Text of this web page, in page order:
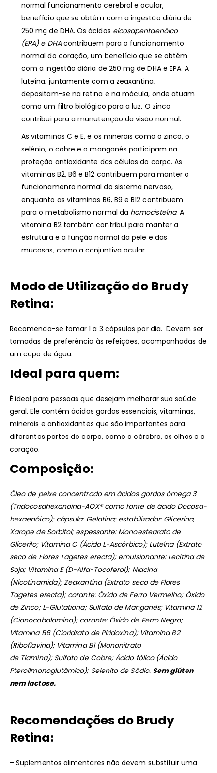
normal funcionamento cerebral e ocular,
benefício que se obtém com a ingestão diária de
250 mg de DHA. Os ácidos eicosapentaenóico
(EPA) e DHAcontribuem para o funcionamento
normal do coração, um benefício que se obtém
com a ingestão diária de 250 mg de DHA e EPA. A
luteína, juntamente com a zeaxantina,
depositam-se na retina e na mácula, onde atuam
como um filtro biológico para a luz. O zinco
contribui para a manutenção da visão normal.
As vitaminas C e E, e os minerais como o zinco, o
selénio, o cobre e o manganês participam na
proteção antioxidante das células do corpo. As
vitaminas B2, B6 e B12 contribuem para manter o
funcionamento normal do sistema nervoso,
enquanto as vitaminas B6, B9 e B12 contribuem
para o metabolismo normal da homocisteína. A
vitamina B2 também contribui para manter a
estrutura e a função normal da pele e das
mucosas, como a conjuntiva ocular.
Modo de Utilização do Brudy
Retina:
Recomenda-se tomar 1 a 3 cápsulas por dia. Devem ser
tomadas de preferência às refeições, acompanhadas de
um copo de água.
Ideal para quem:
É ideal para pessoas que desejam melhorar sua saúde
geral. Ele contém ácidos gordos essenciais, vitaminas,
minerais e antioxidantes que são importantes para
diferentes partes do corpo, como o cérebro, os olhos e o
coração.
Composição:
Óleo de peixe concentrado em ácidos gordos ómega 3
(Tridocosahexanoína-AOX® como fonte de ácido Docosa-
hexaenóico); cápsula: Gelatina; estabilizador: Glicerina,
Xarope de Sorbitol; espessante: Monoestearato de
Glicerilo; Vitamina C (Ácido L-Ascórbico); Luteína (Extrato
seco de Flores Tagetes erecta); emulsionante: Lecitina de
Soja; Vitamina E (D-Alfa-Tocoferol); Niacina
(Nicotinamida); Zeaxantina (Extrato seco de Flores
Tagetes erecta); corante: Óxido de Ferro Vermelho; Óxido
de Zinco; L-Glutationa; Sulfato de Manganês; Vitamina 12
(Cianocobalamina); corante: Óxido de Ferro Negro;
Vitamina B6 (Cloridrato de Piridoxina); Vitamina B2
(Riboflavina); Vitamina B1 (Mononitrato
de Tiamina); Sulfato de Cobre; Ácido fólico (Ácido
Pteroilmonoglutâmico); Selenito de Sódio. Sem glúten
nem lactose.
Recomendações do Brudy
Retina:
– Suplementos alimentares não devem substituir uma